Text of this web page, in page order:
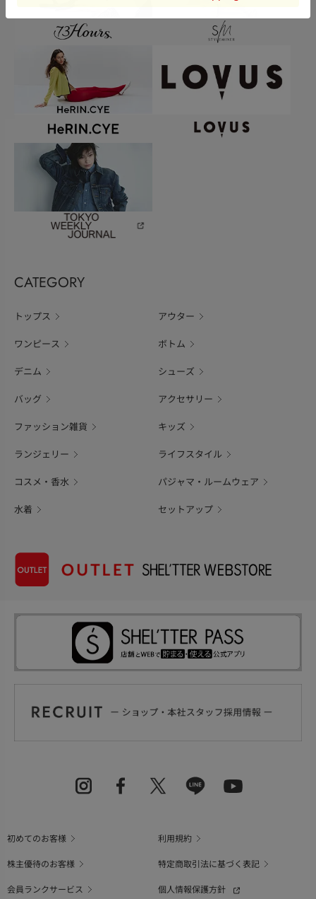
CATEGORY
トップス アウター
ワンピース ボトム
デニム シューズ
バッグ アクセサリー
ファッション雑貨 キッズ
ランジェリー ライフスタイル
コスメ・香水 パジャマ・ルームウェア
水着 セットアップ
初めてのお客様
利用規約
株主優待のお客様
特定商取引法に基づく表記
会員ランクサービス
個人情報保護方針